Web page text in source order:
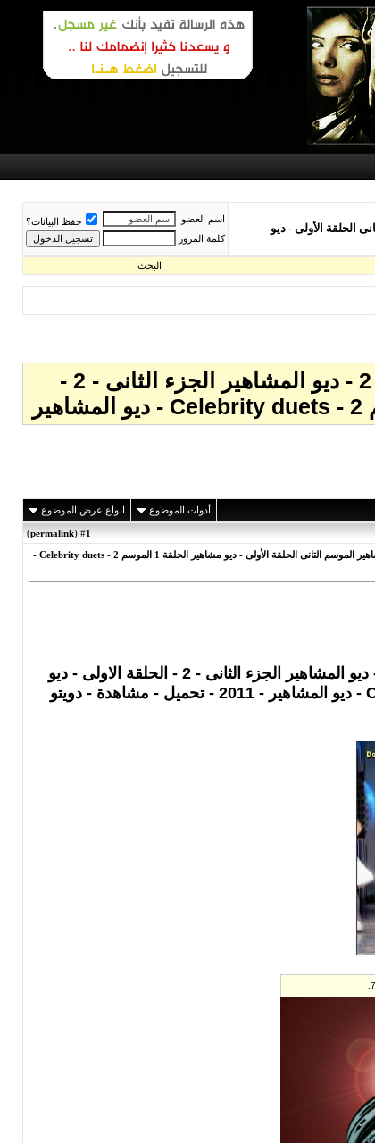
الاولى - ديو المشاهير الموسم التانى الحلقة الأولى - ديو
اسم العضو
حفظ البيانات؟
كلمة المرور
البحث
ديو المشاهير الموسم الثانى - ديو المشاهير - تحميل برنامج ديو المشاهير - ديو المشاهير 2 - ديو المشاهير الجزء الثانى - 2 -
أدوات الموضوع انواع عرض الموضوع
1
(
permalink
)
ديو المشاهير الموسم الثانى - ديو المشاهير - تحميل برنامج ديو المشاهير - ديو المشاهير 2 - ديو المشاهير الجزء الثانى - 2 - الحلقة الاولى - ديو المشاهير الموسم التانى الحلقة الأولى - ديو مشاهير الحلقة 1 الموسم 2 - Celebrity duets -
ديو المشاهير الموسم الثانى - ديو المشاهير - تحميل برنامج ديو المشاهير - ديو المشاهير 2 - ديو المشاهير الجزء الثانى - 2 - الحلقة الاولى - ديو
المشاهير الموسم التانى الحلقة الأولى - ديو مشاهير الحلقة 1 الموسم 2 - Celebrity duets - ديو المشاهير - 2011 - تحميل - مشاهدة - دويتو